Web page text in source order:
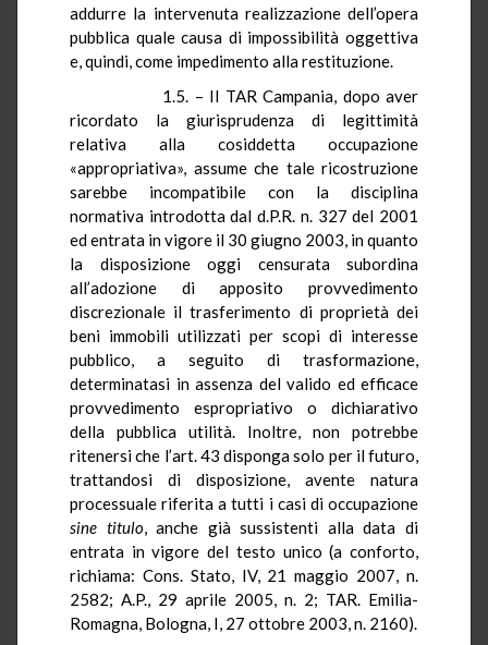
addurre la intervenuta realizzazione dell’opera
pubblica quale causa di impossibilità oggettiva
e, quindi, come impedimento alla restituzione.
1.5. – Il TAR Campania, dopo aver
ricordato la giurisprudenza di legittimità
relativa alla cosiddetta occupazione
«appropriativa», assume che tale ricostruzione
sarebbe incompatibile con la disciplina
normativa introdotta dald.P.R. n. 327 del 2001
ed entrata in vigore il 30 giugno 2003, inquanto
la disposizione oggi censurata subordina
all’adozione di apposito provvedimento
discrezionale il trasferimento di proprietà dei
beni immobili utilizzati per scopi di interesse
pubblico, a seguito di trasformazione,
determinatasi in assenza del valido ed efficace
provvedimento espropriativo o dichiarativo
della pubblica utilità. Inoltre, non potrebbe
ritenersi che l’art. 43 disponga solo per il futuro,
trattandosi di disposizione, avente natura
processuale riferita a tutti i casi di occupazione
sine titulo, anche già sussistenti alla data di
entrata in vigore del testo unico (a conforto,
richiama: Cons. Stato, IV, 21 maggio 2007, n.
2582; A.P., 29 aprile 2005, n. 2; TAR. Emilia-
Romagna, Bologna, I, 27 ottobre 2003, n. 2160).